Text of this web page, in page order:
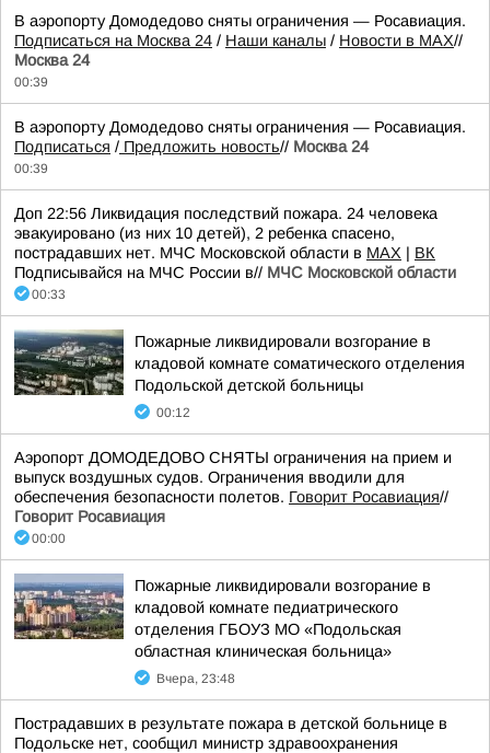
В аэропорту Домодедово сняты ограничения — Росавиация.
Подписаться на Москва 24 / Наши каналы / Новости в MAX//
Москва 24
00:39
В аэропорту Домодедово сняты ограничения — Росавиация.
Подписаться / Предложить новость// Москва 24
00:39
Доп 22:56 Ликвидация последствий пожара. 24 человека
эвакуировано (из них 10 детей), 2 ребенка спасено,
пострадавших нет. МЧС Московской области в MAX | ВК
Подписывайся на МЧС России в// МЧС Московской области
00:33
Пожарные ликвидировали возгорание в
кладовой комнате соматического отделения
Подольской детской больницы
00:12
Аэропорт ДОМОДЕДОВО СНЯТЫ ограничения на прием и
выпуск воздушных судов. Ограничения вводили для
обеспечения безопасности полетов. Говорит Росавиация//
Говорит Росавиация
00:00
Пожарные ликвидировали возгорание в
кладовой комнате педиатрического
отделения ГБОУЗ МО «Подольская
областная клиническая больница»
Вчера, 23:48
Пострадавших в результате пожара в детской больнице в
Подольске нет, сообщил министр здравоохранения